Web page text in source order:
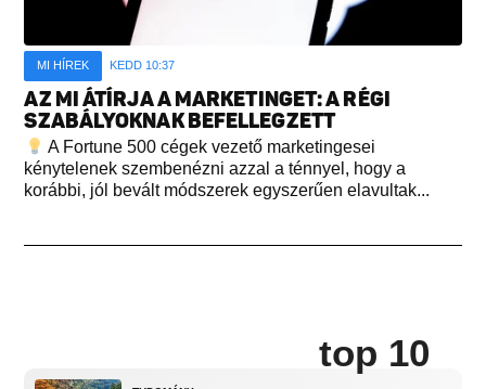
MI HÍREK KEDD 10:37
AZ MI ÁTÍRJA A MARKETINGET: A RÉGI
SZABÁLYOKNAK BEFELLEGZETT
A Fortune 500 cégek vezető marketingesei
kénytelenek szembenézni azzal a ténnyel, hogy a
korábbi, jól bevált módszerek egyszerűen elavultak...
top 10